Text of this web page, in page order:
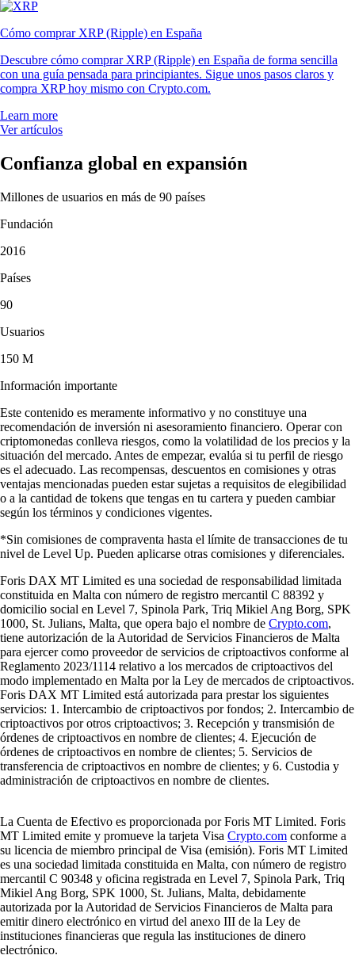
Cómo comprar XRP (Ripple) en España
Descubre cómo comprar XRP (Ripple) en España de forma sencilla
con una guía pensada para principiantes. Sigue unos pasos claros y
compra XRP hoy mismo con Crypto.com.
Learn more
Ver artículos
Confianza global en expansión
Millones de usuarios en más de 90 países
Fundación
2016
Países
90
Usuarios
150 M
Información importante
Este contenido es meramente informativo y no constituye una
recomendación de inversión ni asesoramiento financiero. Operar con
criptomonedas conlleva riesgos, como la volatilidad de los precios y la
situación del mercado. Antes de empezar, evalúa si tu perfil de riesgo
es el adecuado. Las recompensas, descuentos en comisiones y otras
ventajas mencionadas pueden estar sujetas a requisitos de elegibilidad
o a la cantidad de tokens que tengas en tu cartera y pueden cambiar
según los términos y condiciones vigentes.
*Sin comisiones de compraventa hasta el límite de transacciones de tu
nivel de Level Up. Pueden aplicarse otras comisiones y diferenciales.
Foris DAX MT Limited es una sociedad de responsabilidad limitada
constituida en Malta con número de registro mercantil C 88392 y
domicilio social en Level 7, Spinola Park, Triq Mikiel Ang Borg, SPK
1000, St. Julians, Malta, que opera bajo el nombre de Crypto.com,
tiene autorización de la Autoridad de Servicios Financieros de Malta
para ejercer como proveedor de servicios de criptoactivos conforme al
Reglamento 2023/1114 relativo a los mercados de criptoactivos del
modo implementado en Malta por la Ley de mercados de criptoactivos.
Foris DAX MT Limited está autorizada para prestar los siguientes
servicios: 1. Intercambio de criptoactivos por fondos; 2. Intercambio de
criptoactivos por otros criptoactivos; 3. Recepción y transmisión de
órdenes de criptoactivos en nombre de clientes; 4. Ejecución de
órdenes de criptoactivos en nombre de clientes; 5. Servicios de
transferencia de criptoactivos en nombre de clientes; y 6. Custodia y
administración de criptoactivos en nombre de clientes.
La Cuenta de Efectivo es proporcionada por Foris MT Limited. Foris
MT Limited emite y promueve la tarjeta Visa Crypto.com conforme a
su licencia de miembro principal de Visa (emisión). Foris MT Limited
es una sociedad limitada constituida en Malta, con número de registro
mercantil C 90348 y oficina registrada en Level 7, Spinola Park, Triq
Mikiel Ang Borg, SPK 1000, St. Julians, Malta, debidamente
autorizada por la Autoridad de Servicios Financieros de Malta para
emitir dinero electrónico en virtud del anexo III de la Ley de
instituciones financieras que regula las instituciones de dinero
electrónico.